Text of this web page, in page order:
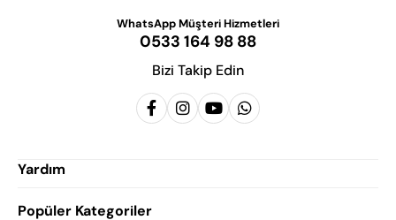
WhatsApp Müşteri Hizmetleri
0533 164 98 88
Bizi Takip Edin
Yardım
Popüler Kategoriler